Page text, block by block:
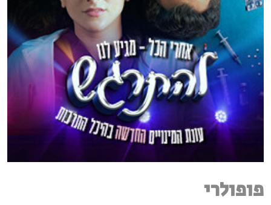
פופולרי